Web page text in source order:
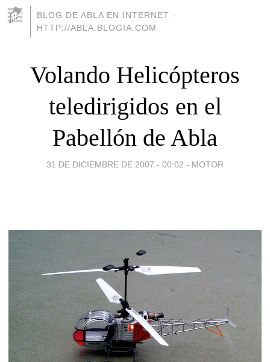
BLOG DE ABLA EN INTERNET -
HTTP://ABLA.BLOGIA.COM
Volando Helicópteros
teledirigidos en el
Pabellón de Abla
31 DE DICIEMBRE DE 2007 - 00:02 - MOTOR